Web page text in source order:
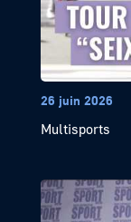
26 juin 2026
Multisports